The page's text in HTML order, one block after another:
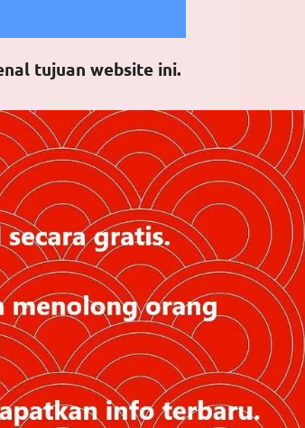
tujuan website ini.